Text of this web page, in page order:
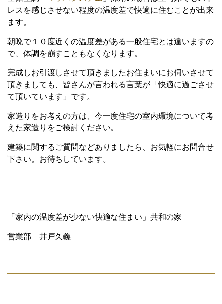
レスを感じさせない程度の温度差で快適に住むことが出来
ます。
朝晩で１０度近くの温度差がある一般住宅とは違いますの
で、体調を崩すこともなくなります。
完成しお引渡しさせて頂きましたお住まいにお伺いさせて
頂きましても、皆さんが言われる言葉が「快適に過ごさせ
て頂いています」です。
家造りをお考えの方は、今一度住宅の室内環境について考
えた家造りをご検討ください。
建築に関するご質問などありましたら、お気軽にお問合せ
下さい。お待ちしています。
「家内の温度差が少ない快適な住まい」共和の家
営業部 井戸久義